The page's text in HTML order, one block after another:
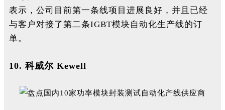
表示，公司目前第一条线项目进展良好，并且已经
与客户对接了第二条IGBT模块自动化生产线的订
单。
10. 科威尔 Kewell